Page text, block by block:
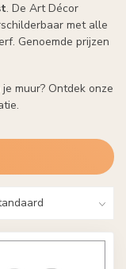
. De Art Décor
met alle
Genoemde prijzen
muur? Ontdek onze